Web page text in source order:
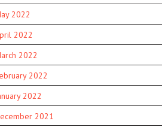
2022
2022
2022
2022
2022
2021